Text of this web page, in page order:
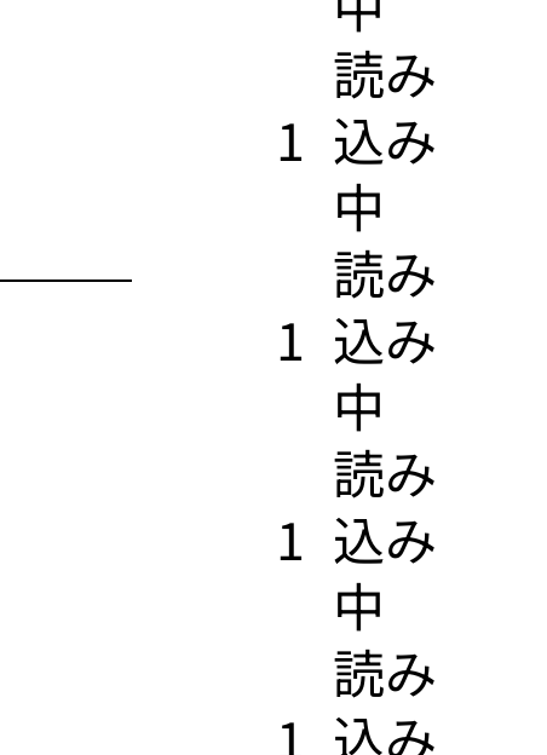
1
​読み
込み
中
1
​読み
込み
中
1
​読み
込み
中
1
​読み
込み